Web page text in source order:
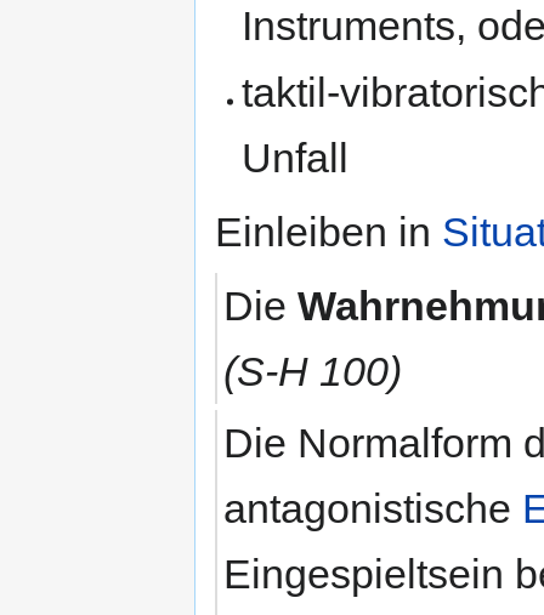
Instruments,
taktil-
Unfall
Einleiben in
Die
(S-H 100)
Die Normalform
antagonistische
Eingespieltsein